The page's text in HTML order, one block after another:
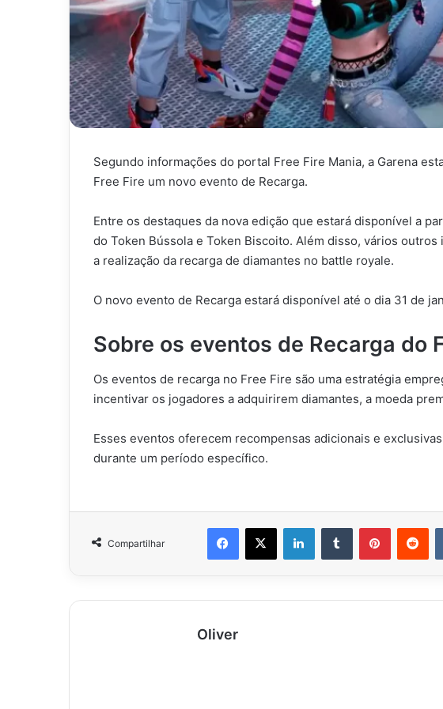
Segundo informações do portal Free Fire Mania, a Garena
Free Fire um novo evento de Recarga.
Entre os destaques da nova edição que estará disponível a
do Token Bússola e Token Biscoito. Além disso, vários
a realização da recarga de diamantes no battle royale.
O novo evento de Recarga estará disponível até o dia 31 de
Sobre os eventos de Recarga do
Os eventos de recarga no Free Fire são uma estratégia
incentivar os jogadores a adquirirem diamantes, a moeda
Esses eventos oferecem recompensas adicionais e
durante um período específico.
Compartilhar
Facebook
X LinkedinTumblr Pinterest
Oliver